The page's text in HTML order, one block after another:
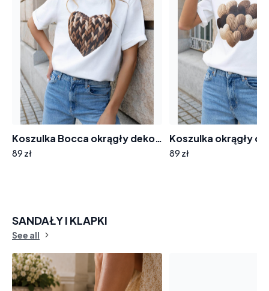
Koszulka Bocca okrągły dekolt krótki rękaw BL877 aplikacja dzianinowe serce
89 zł 89 zł
SANDAŁY I KLAPKI
See all